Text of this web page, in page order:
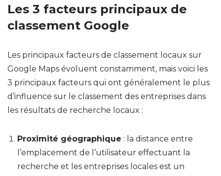
Les 3 facteurs principaux de
classement Google
Les principaux facteurs de classement locaux sur
Google Maps évoluent constamment, mais voici les
3 principaux facteurs qui ont généralement le plus
d’influence sur le classement des entreprises dans
les résultats de recherche locaux :
Proximité géographique : la distance entre
l’emplacement de l’utilisateur effectuant la
recherche et les entreprises locales est un